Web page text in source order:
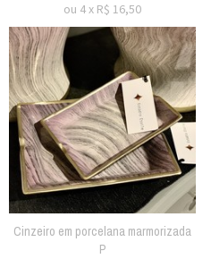
ou 4x R$ 16,50
Cinzeiro em porcelana marmorizada
P